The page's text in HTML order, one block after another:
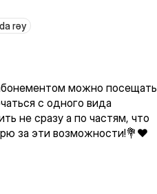
rəy
можно посещать
за эти возможности!💐❤️